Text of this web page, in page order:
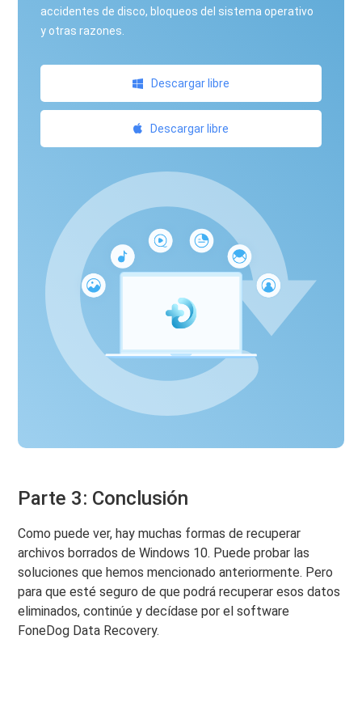
accidentes de disco, bloqueos del sistema operativo
y otras razones.
Descargar libre
Descargar libre
Parte 3: Conclusión
Como puede ver, hay muchas formas de recuperar
archivos borrados de Windows 10. Puede probar las
soluciones que hemos mencionado anteriormente. Pero
para que esté seguro de que podrá recuperar esos datos
eliminados, continúe y decídase por el software
FoneDog Data Recovery.